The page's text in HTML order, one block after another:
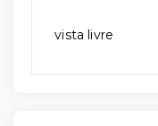
vista livre